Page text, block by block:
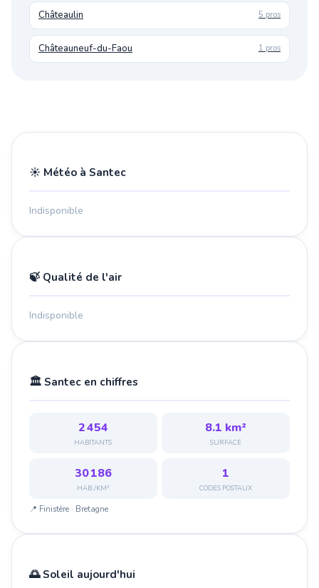
Châteaulin 5 pros
Châteauneuf-du-Faou 1 pros
☀️ Météo à Santec
Indisponible
🍃 Qualité de l'air
Indisponible
🏛️ Santec en chiffres
2 454
HABITANTS
8.1 km²
SURFACE
30 186
HAB./KM²
1
CODES POSTAUX
📍 Finistère · Bretagne
🌅 Soleil aujourd'hui